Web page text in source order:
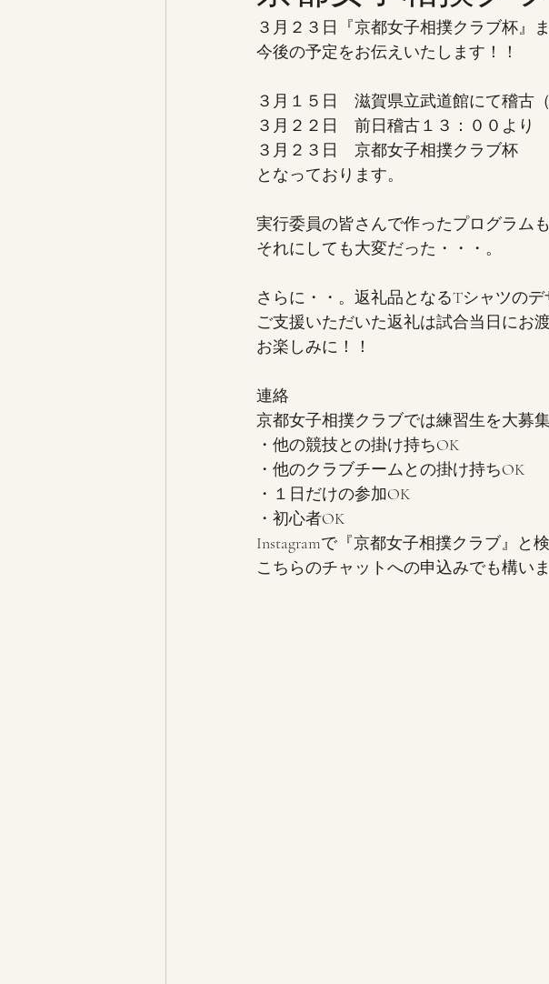
３月２３日『京都女子相撲クラブ杯』
今後の予定をお伝えいたします！！
３月１５日　滋賀県立武道館にて稽古
３月２２日　前日稽古１３：００より
３月２３日　京都女子相撲クラブ杯
となっております。
実行委員の皆さんで作ったプログラム
それにしても大変だった・・・。
さらに・・。返礼品となるTシャツのデ
ご支援いただいた返礼は試合当日にお
お楽しみに！！
連絡
京都女子相撲クラブでは練習生を大募
・他の競技との掛け持ちOK
・他のクラブチームとの掛け持ちOK
・１日だけの参加OK
・初心者OK
Instagramで『京都女子相撲クラブ』と
こちらのチャットへの申込みでも構い